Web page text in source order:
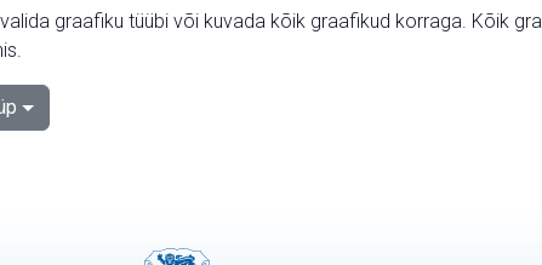
graafiku tüübi või kuvada kõik graafikud korraga. Kõik